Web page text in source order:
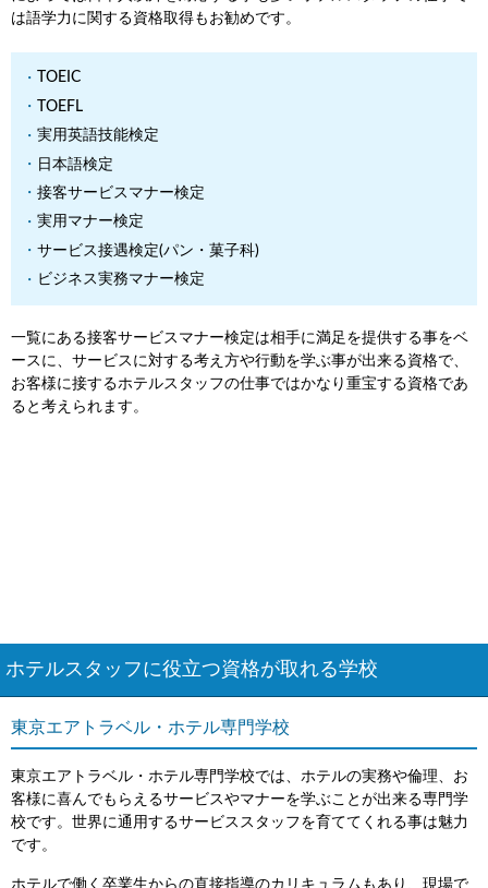
は語学力に関する資格取得もお勧めです。
TOEIC
TOEFL
実用英語技能検定
日本語検定
接客サービスマナー検定
実用マナー検定
サービス接遇検定(パン・菓子科)
ビジネス実務マナー検定
一覧にある接客サービスマナー検定は相手に満足を提供する事をベ
ースに、サービスに対する考え方や行動を学ぶ事が出来る資格で、
お客様に接するホテルスタッフの仕事ではかなり重宝する資格であ
ると考えられます。
ホテルスタッフに役立つ資格が取れる学校
東京エアトラベル・ホテル専門学校
東京エアトラベル・ホテル専門学校では、ホテルの実務や倫理、お
客様に喜んでもらえるサービスやマナーを学ぶことが出来る専門学
校です。世界に通用するサービススタッフを育ててくれる事は魅力
です。
ホテルで働く卒業生からの直接指導のカリキュラムもあり、現場で